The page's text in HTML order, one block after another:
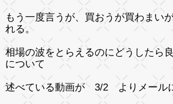
もう一度言うが、買おうが買わまい
れる。
相場の波をとらえるのにどうしたら
について
述べている動画が 3/2 よりメール